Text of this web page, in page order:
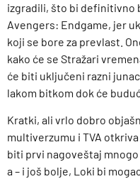
izgradili, što bi definitivno
Avengers: Endgame, jer
koji se bore za prevlast.
kako će se Stražari
će biti uključeni razni
lakom bitkom dok će
Kratki, ali vrlo dobro
multiverzumu i TVA
biti prvi nagoveštaj
a – i još bolje, Loki bi